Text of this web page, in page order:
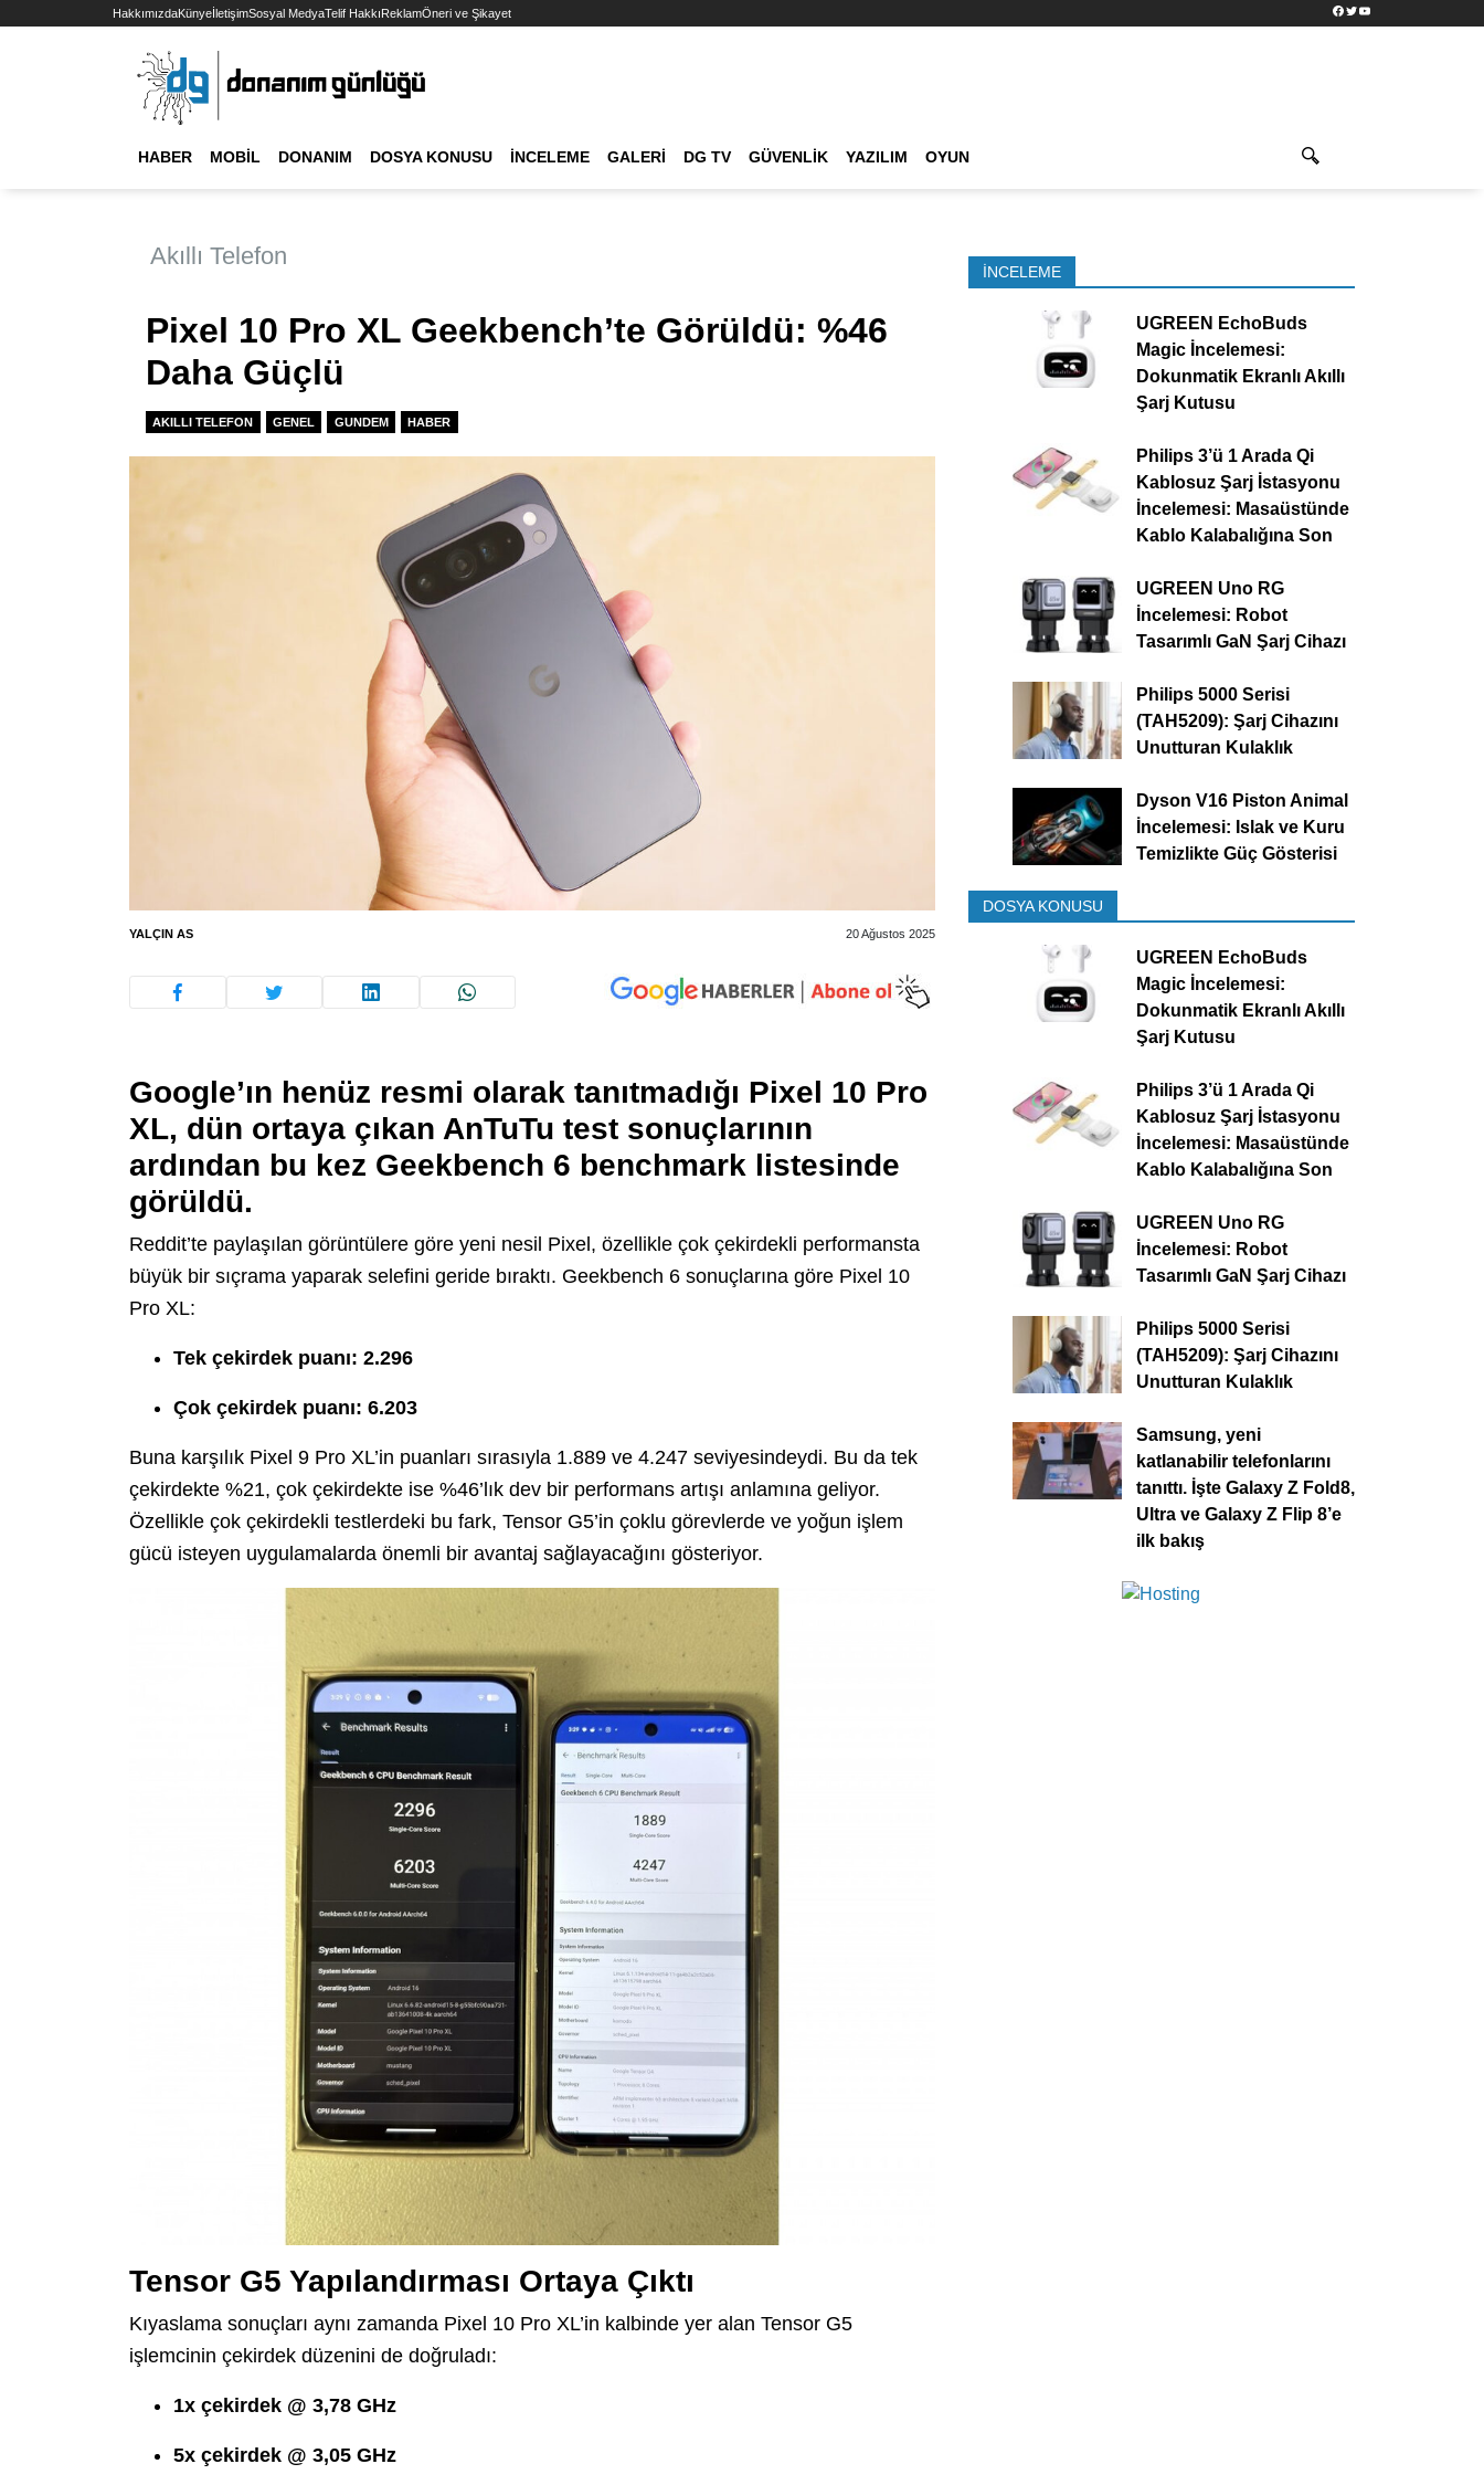
HakkımızdaKünyeİletişimSosyal MedyaTelif HakkıReklamÖneri ve Şikayet Facebook
TwitterYouTube
HABER MOBIL DONANIM DOSYA KONUSU İNCELEME GALERI DG TV GÜVENLIK YAZILIM OYUN
Akıllı Telefon
Pixel 10 Pro XL Geekbench’te Görüldü: %46
Daha Güçlü
AKILLI TELEFON GENEL GUNDEM HABER
YALÇIN AS 20 Ağustos 2025
Google’ın henüz resmi olarak tanıtmadığı Pixel 10 Pro
XL, dün ortaya çıkan AnTuTu test sonuçlarının
ardından bu kez Geekbench 6 benchmark listesinde
görüldü.
Reddit’te paylaşılan görüntülere göre yeni nesil Pixel, özellikle çok çekirdekli performansta
büyük bir sıçrama yaparak selefini geride bıraktı. Geekbench 6 sonuçlarına göre Pixel 10
Pro XL:
Tek çekirdek puanı: 2.296
Çok çekirdek puanı: 6.203
Buna karşılık Pixel 9 Pro XL’in puanları sırasıyla 1.889 ve 4.247 seviyesindeydi. Bu da tek
çekirdekte %21, çok çekirdekte ise %46’lık dev bir performans artışı anlamına geliyor.
Özellikle çok çekirdekli testlerdeki bu fark, Tensor G5’in çoklu görevlerde ve yoğun işlem
gücü isteyen uygulamalarda önemli bir avantaj sağlayacağını gösteriyor.
Tensor G5 Yapılandırması Ortaya Çıktı
Kıyaslama sonuçları aynı zamanda Pixel 10 Pro XL’in kalbinde yer alan Tensor G5
işlemcinin çekirdek düzenini de doğruladı:
1x çekirdek @ 3,78 GHz
5x çekirdek @ 3,05 GHz
İNCELEME
UGREEN EchoBuds
Magic İncelemesi:
Dokunmatik Ekranlı Akıllı
Şarj Kutusu
Philips 3’ü 1 Arada Qi
Kablosuz Şarj İstasyonu
İncelemesi: Masaüstünde
Kablo Kalabalığına Son
UGREEN Uno RG
İncelemesi: Robot
Tasarımlı GaN Şarj Cihazı
Philips 5000 Serisi
(TAH5209): Şarj Cihazını
Unutturan Kulaklık
Dyson V16 Piston Animal
İncelemesi: Islak ve Kuru
Temizlikte Güç Gösterisi
DOSYA KONUSU
UGREEN EchoBuds
Magic İncelemesi:
Dokunmatik Ekranlı Akıllı
Şarj Kutusu
Philips 3’ü 1 Arada Qi
Kablosuz Şarj İstasyonu
İncelemesi: Masaüstünde
Kablo Kalabalığına Son
UGREEN Uno RG
İncelemesi: Robot
Tasarımlı GaN Şarj Cihazı
Philips 5000 Serisi
(TAH5209): Şarj Cihazını
Unutturan Kulaklık
Samsung, yeni
katlanabilir telefonlarını
tanıttı. İşte Galaxy Z Fold8,
Ultra ve Galaxy Z Flip 8’e
ilk bakış